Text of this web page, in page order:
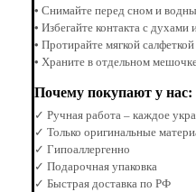
• Снимайте перед сном и
• Избегайте контакта с духами
• Протирайте мягкой салфеткой
• Храните в отдельном
Почему покупают у нас:
✓ Ручная работа – каждое
✓ Только оригинальные
✓ Гипоаллергенно
✓ Подарочная упаковка
✓ Быстрая доставка по РФ